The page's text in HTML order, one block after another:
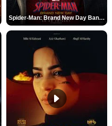
Spider-Man: Brand New Day Bande-annonce VO STFR